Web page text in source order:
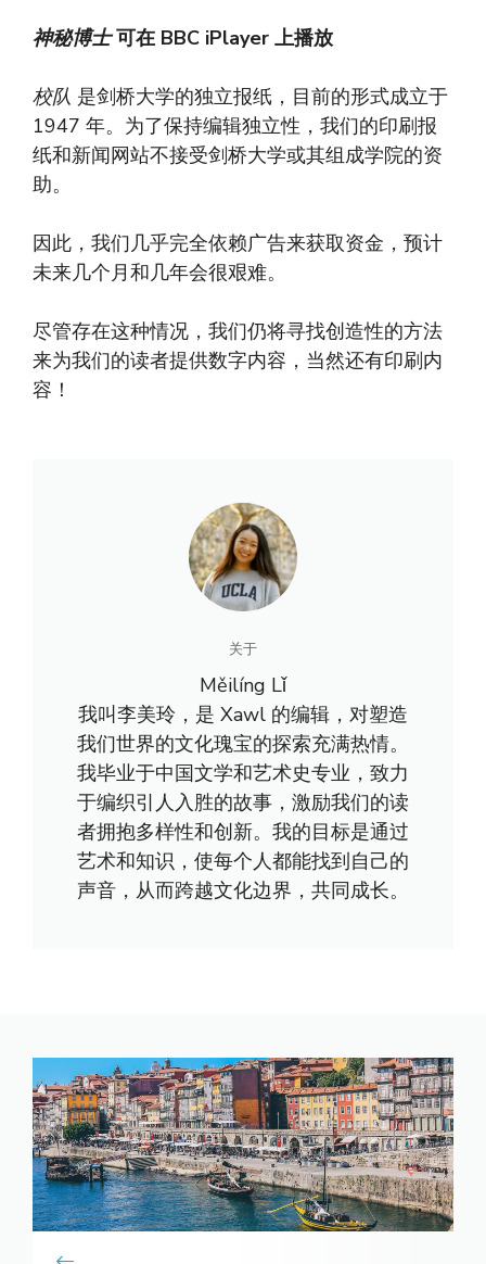
神秘博士可在 BBC iPlayer 上播放
校队 是剑桥大学的独立报纸，目前的形式成立于
1947 年。为了保持编辑独立性，我们的印刷报
纸和新闻网站不接受剑桥大学或其组成学院的资
助。
因此，我们几乎完全依赖广告来获取资金，预计
未来几个月和几年会很艰难。
尽管存在这种情况，我们仍将寻找创造性的方法
来为我们的读者提供数字内容，当然还有印刷内
容！
关于
Měilíng Lǐ
我叫李美玲，是 Xawl 的编辑，对塑造
我们世界的文化瑰宝的探索充满热情。
我毕业于中国文学和艺术史专业，致力
于编织引人入胜的故事，激励我们的读
者拥抱多样性和创新。我的目标是通过
艺术和知识，使每个人都能找到自己的
声音，从而跨越文化边界，共同成长。